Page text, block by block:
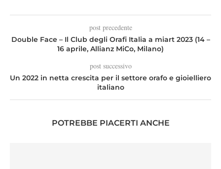
post precedente
Double Face – Il Club degli Orafi Italia a miart 2023 (14 –
16 aprile, Allianz MiCo, Milano)
post successivo
Un 2022 in netta crescita per il settore orafo e gioielliero
italiano
POTREBBE PIACERTI ANCHE